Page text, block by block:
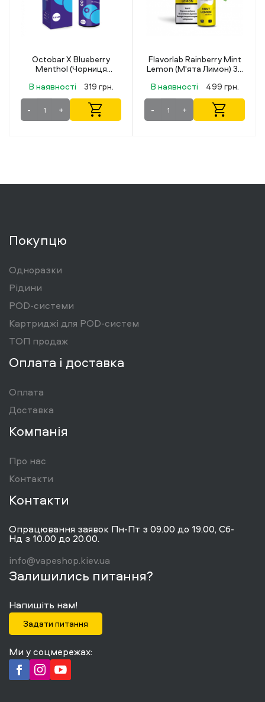
Flavorlab Rainberry Mint
Lemon (М'ята Лимон) 30
В наявності 499 грн.
- +
Lucky 30 мл 50 мг Pink
Lemonade
В наявності
349 грн.
- +
Покупцю
Одноразки
Рідини
POD-системи
Картриджі для POD-систем
ТОП продаж
Оплата і доставка
Оплата
Доставка
Компанія
Про нас
Контакти
Контакти
Опрацювання заявок Пн-Пт з 09.00 до 19.00, Сб-
Нд з 10.00 до 20.00.
info@vapeshop.kiev.ua
Залишились питання?
Напишіть нам!
Задати питання
Ми у соцмережах: